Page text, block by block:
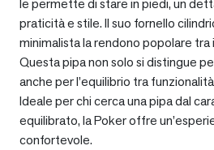
le permette di stare in piedi, un
praticità e stile. Il suo fornello
minimalista la rendono popolare
Questa pipa non solo si distingue
anche per l’equilibrio tra
Ideale per chi cerca una pipa dal
equilibrato, la Poker offre
confortevole.